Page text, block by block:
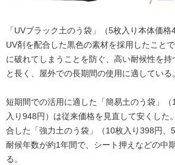
「UVブラック土のう袋」（5枚入り本体価格
UV剤を配合した黒色の素材を採用したこと
に破れてしまうことを防ぐ、高い耐候性を
と長く、屋外での長期間の使用に適している。
短期間での活用に適した「簡易土のう袋」
入り948円）は従来価格を見直して安くした
合した「強力土のう袋」（10枚入り398円、
耐候年数が約1年間で、シート押えなどの中
る。